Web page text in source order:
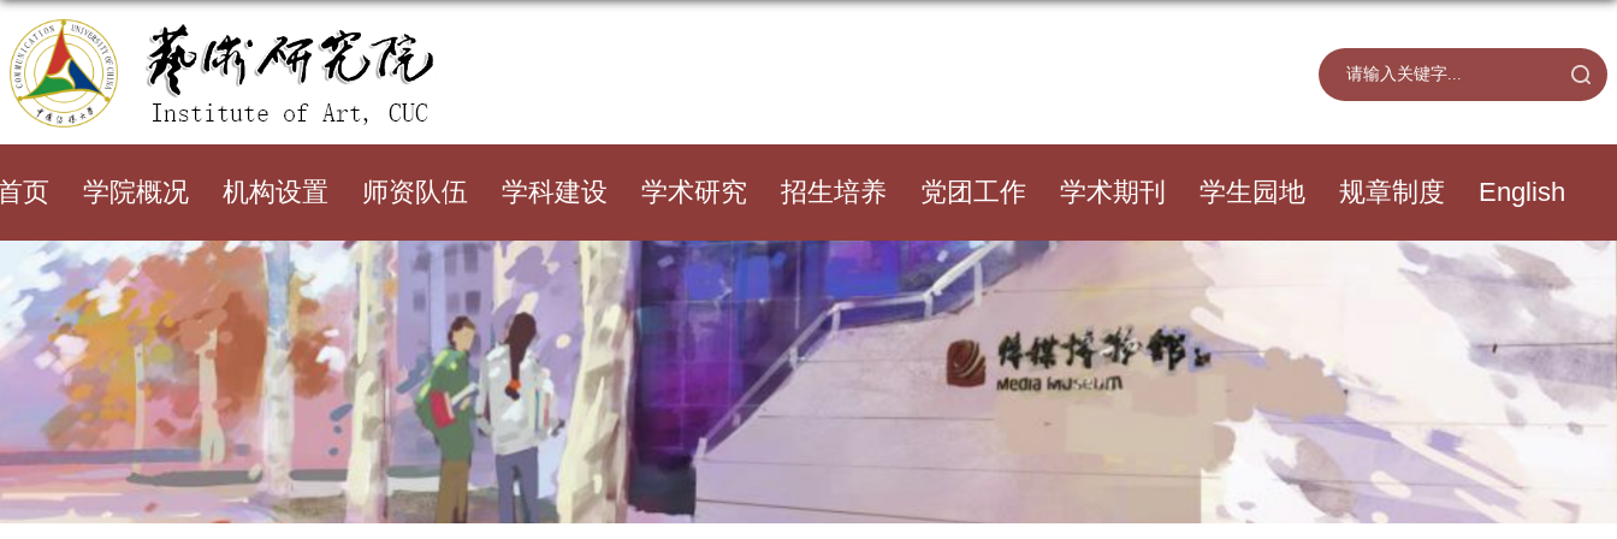
页 学院概况 机构设置 师资队伍 学科建设 学术研究 招生培养 党团工作 学术期刊 学生园地 规章制度 English